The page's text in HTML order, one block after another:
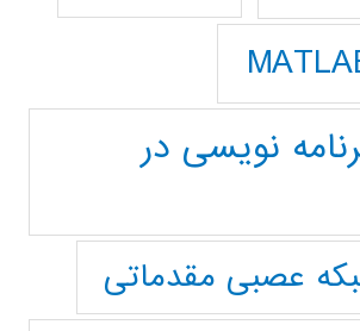
نویسی در
عصبی مقدماتی